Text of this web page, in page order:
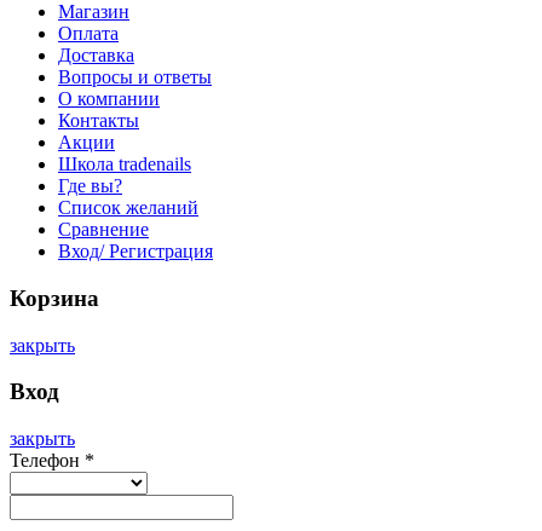
Магазин
Оплата
Доставка
Вопросы и ответы
О компании
Контакты
Акции
Школа tradenails
Где вы?
Список желаний
Сравнение
Вход/ Регистрация
Корзина
закрыть
Вход
закрыть
Телефон *